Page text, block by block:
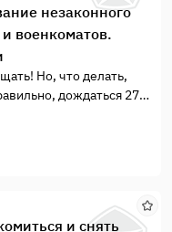
незаконного
военкоматов.
Но, что делать,
дождаться 27-
не все так просто,
Родина про тебя
сюрприз - ты
и снять